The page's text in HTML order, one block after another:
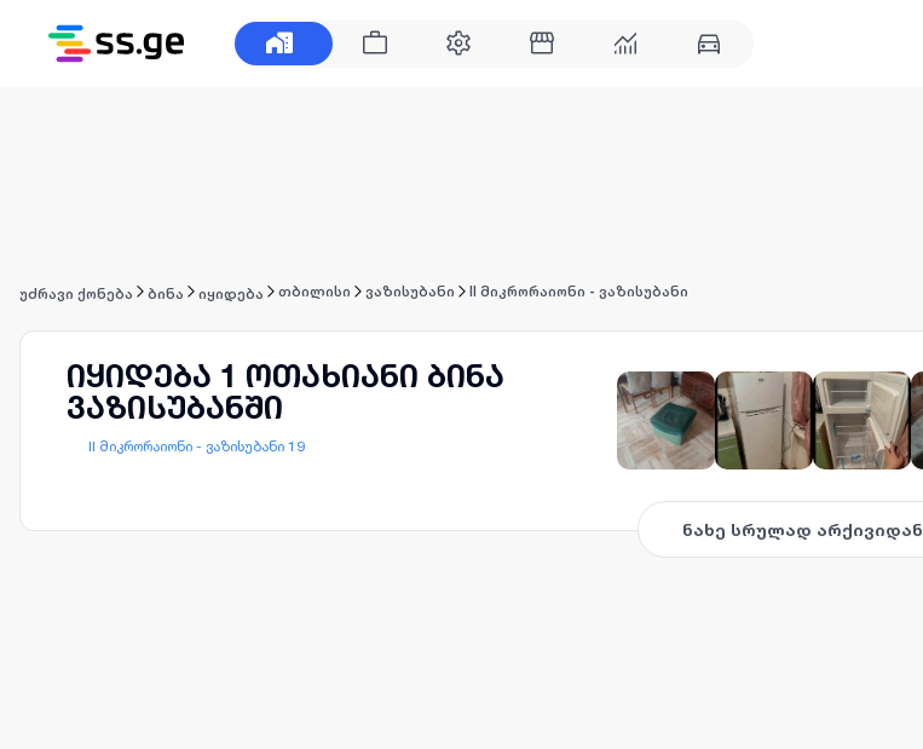
უძრავი ქონება ბინა იყიდება თბილისი ვაზისუბანი II მიკრორაიონი - ვაზისუბანი
იყიდება 1 ოთახიანი ბინა
ვაზისუბანში
II მიკრორაიონი - ვაზისუბანი 19
ნახე სრულად არქივიდან